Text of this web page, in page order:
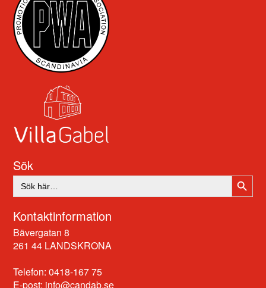
Sök
Sök
efter:
Kontaktinformation
Bävergatan 8
261 44 LANDSKRONA
Telefon: 0418-167 75
E-post: info@candab.se